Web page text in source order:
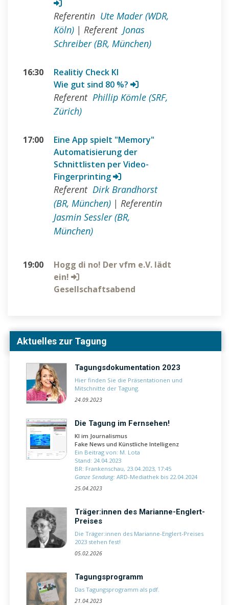
Referentin Ute Mader (WDR,
Köln) | Referent Jonas
Schreiber (BR, München)
16:30
Realitiy Check KI
Wie gut sind 80 %?
Referent Phillip Kömle (SRF,
Zürich)
17:00
Eine App spielt "Memory"
Automatisierung der
Schnittlisten per Video-
Fingerprinting
Referent Dirk Brandhorst
(BR, München) | Referentin
Jasmin Sessler (BR,
München)
19:00
Hogg di no! Der vfm e.V. lädt
ein!
Gesellschaftsabend
Aktuelles zur Tagung
Tagungsdokumentation 2023
Hier finden Sie die Präsentationen und
Mitschnitte der Tagung.
24.09.2023
Die Tagung im Fernsehen!
KI im Journalismus
Fake News und Künstliche Intelligenz
Ein Beitrag von: M. Lota
Stand: 24.04.2023
BR: Frankenschau, 23.04.2023, 17:45
Ganze Sendung: ARD-Mediathek bis 22.04.2024
25.04.2023
Träger:innen des Marianne-Englert-
Preises
Die Träger:innen des Marianne-Englert-Preises
2023 stehen fest!
05.02.2026
Tagungsprogramm
Das Tagungsprogramm als pdf
21.04.2023